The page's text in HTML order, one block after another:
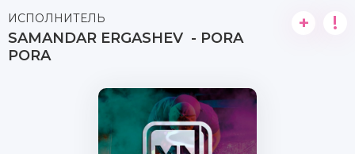
ИСПОЛНИТЕЛЬ
SAMANDAR ERGASHEV - PORA
PORA
+ !